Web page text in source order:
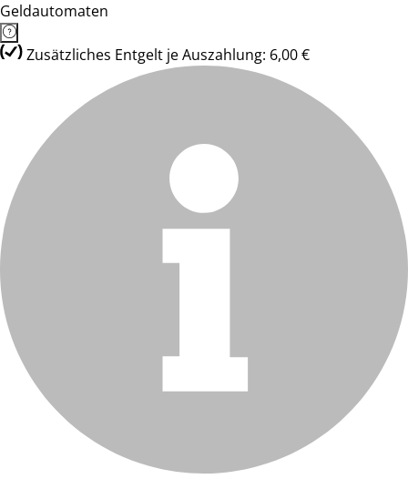
Geldautomaten
Zusätzliches Entgelt je Auszahlung: 6,00 €